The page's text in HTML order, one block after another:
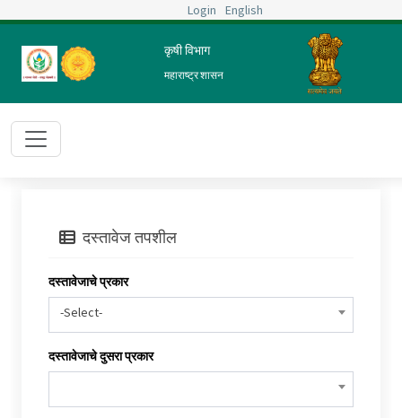
Login English
कृषी विभाग
महाराष्ट्र शासन
दस्तावेज तपशील
दस्तावेजाचे प्रकार
-Select-
दस्तावेजाचे दुसरा प्रकार